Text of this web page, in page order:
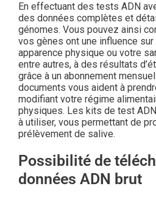
En effectuant des tests ADN
des données complètes et
génomes. Vous pouvez ainsi
vos gènes ont une influence
apparence physique ou votre
entre autres, à des résultats
grâce à un abonnement
documents vous aident à
modifiant votre régime
physiques. Les kits de test
à utiliser, vous permettant de
prélèvement de salive.
Possibilité de
données ADN brut